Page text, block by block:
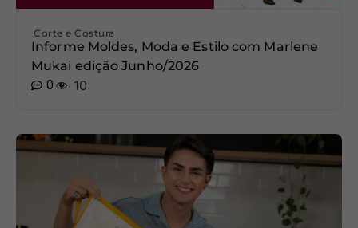
Corte e Costura
Informe Moldes, Moda e Estilo com Marlene
Mukai edição Junho/2026
0
10